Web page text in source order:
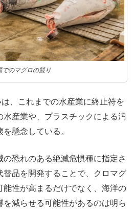
でのマグロの競り
、これまでの水産業に終止符を
水産業や、プラスチックによる汚
懸念している。
恐れのある絶滅危惧種に指定さ
替品を開発することで、クロマグ
能性が高まるだけでなく、海洋の
減らせる可能性があるのは明ら